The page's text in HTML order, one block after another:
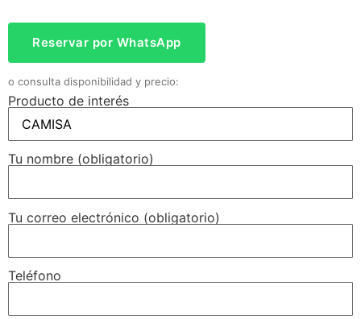
Reservar por WhatsApp
o consulta disponibilidad y precio:
Producto de interés
Tu nombre (obligatorio)
Tu correo electrónico (obligatorio)
Teléfono